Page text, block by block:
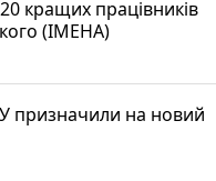
кращих працівників
(ІМЕНА)
призначили на новий